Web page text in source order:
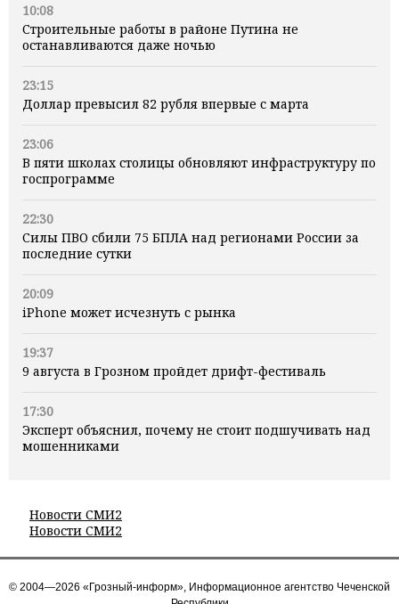
10:08
Строительные работы в районе Путина не
останавливаются даже ночью
23:15
Доллар превысил 82 рубля впервые с марта
23:06
В пяти школах столицы обновляют инфраструктуру по
госпрограмме
22:30
Силы ПВО сбили 75 БПЛА над регионами России за
последние сутки
20:09
iPhone может исчезнуть с рынка
19:37
9 августа в Грозном пройдет дрифт-фестиваль
17:30
Эксперт объяснил, почему не стоит подшучивать над
мошенниками
Новости СМИ2
Новости СМИ2
© 2004—2026 «Грозный-информ», Информационное агентство Чеченской